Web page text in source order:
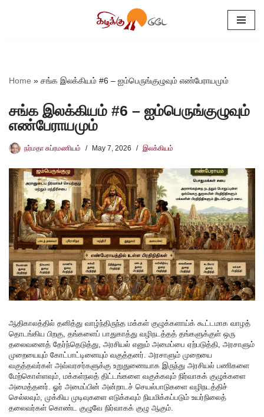
Home » சங்க இலக்கியம் #6 – ஐம்பெருங்குழுவும் எண்பேராயமும்
சங்க இலக்கியம் #6 – ஐம்பெருங்குழுவும்
எண்பேராயமும்
நர்மதா சுப்ரமணியம் May 7, 2026 இலக்கியம்
ஆதிகாலத்தில் தனித்து வாழ்ந்திருந்த மக்கள் குழுக்களாய்க் கூட்டமாக வாழத்
தொடங்கிய பிறகு, தங்களைப் பாதுகாத்து வழிநடத்தத் தங்களுக்குள் ஒரு
தலைவனைத் தேர்ந்தெடுத்து, அரசியல் எனும் அமைப்பை ஏற்படுத்தி, அரசாளும்
முறையையும் கோட்பாட்டினையும் வகுத்தனர். அரசாளும் முறையை
வகுத்தவர்கள் அவ்வரசர்களுக்கு உறுதுணையாக இருந்து அரசியல் பணிகளை
மேற்கொள்ளவும், மக்கள்நலத் திட்டங்களை வகுக்கவும் நிர்வாகக் குழுக்களை
அமைத்தனர். ஓர் அமைப்பின் அன்றாடச் செயல்பாடுகளை வழிநடத்திச்
செல்லவும், முக்கிய முடிவுகளை எடுக்கவும் நியமிக்கப்படும் உயர்நிலைத்
தலைவர்கள் கொண்ட குழுவே நிர்வாகக் குழு ஆகும்.